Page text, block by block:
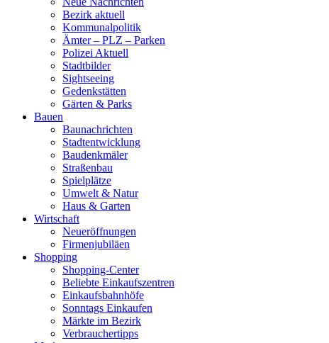
Bezirk aktuell
Kommunalpolitik
Ämter – PLZ – Parken
Polizei Aktuell
Stadtbilder
Sightseeing
Gedenkstätten
Gärten & Parks
Bauen
Baunachrichten
Stadtentwicklung
Baudenkmäler
Straßenbau
Spielplätze
Umwelt & Natur
Haus & Garten
Wirtschaft
Neueröffnungen
Firmenjubiläen
Shopping
Shopping-Center
Beliebte Einkaufszentren
Einkaufsbahnhöfe
Sonntags Einkaufen
Märkte im Bezirk
Verbrauchertipps